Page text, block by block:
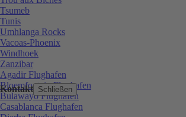
Kontakt Schließen
Tsumeb
Tunis
Umhlanga Rocks
Vacoas-Phoenix
Windhoek
Zanzibar
Agadir Flughafen
Bloemfontein Flughafen
Bulawayo Flughafen
Casablanca Flughafen